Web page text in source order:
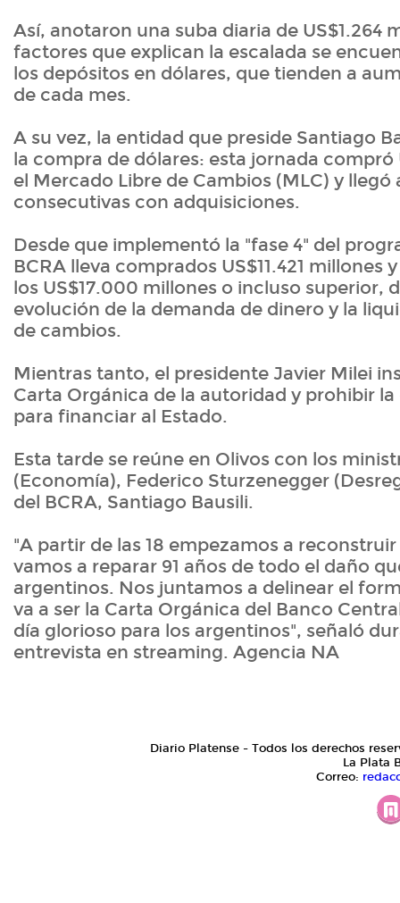
Así, anotaron una suba diaria de US$1.264
factores que explican la escalada se
los depósitos en dólares, que tienden a
de cada mes.
A su vez, la entidad que preside Santiago
la compra de dólares: esta jornada compró
el Mercado Libre de Cambios (MLC) y llegó
consecutivas con adquisiciones.
Desde que implementó la "fase 4" del
BCRA lleva comprados US$11.421 millones
los US$17.000 millones o incluso superior,
evolución de la demanda de dinero y la
de cambios.
Mientras tanto, el presidente Javier Milei
Carta Orgánica de la autoridad y prohibir
para financiar al Estado.
Esta tarde se reúne en Olivos con los
(Economía), Federico Sturzenegger
del BCRA, Santiago Bausili.
"A partir de las 18 empezamos a
vamos a reparar 91 años de todo el daño
argentinos. Nos juntamos a delinear el
va a ser la Carta Orgánica del Banco
día glorioso para los argentinos", señaló
entrevista en streaming. Agencia NA
Diario Platense - Todos los derechos
La Plata
Correo: